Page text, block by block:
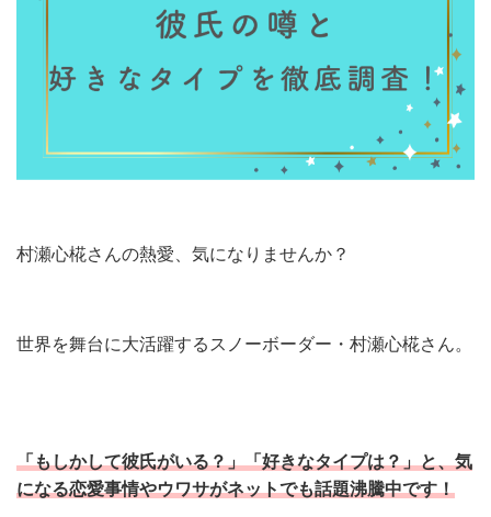
村瀬心椛さんの熱愛、気になりませんか？
世界を舞台に大活躍するスノーボーダー・村瀬心椛さん。
「もしかして彼氏がいる？」「好きなタイプは？」と、気
になる恋愛事情やウワサがネットでも話題沸騰中です！